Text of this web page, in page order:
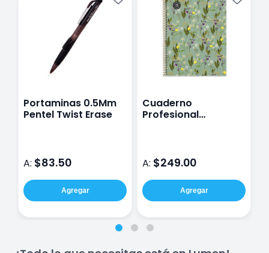
Portaminas 0.5Mm
Pentel Twist Erase
A: $83.50
Agregar
Cuaderno
Profesional
A: $249.00
Agregar